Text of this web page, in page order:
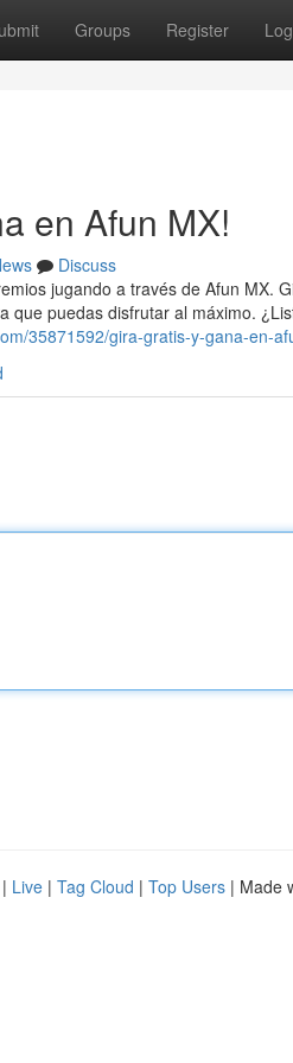
Groups Register
en Afun MX!
Discuss
jugando a través de Afun MX.
que puedas disfrutar al máximo.
35871592/gira-gratis-y-gana-en-
| Live | Tag Cloud | Top Users | Made